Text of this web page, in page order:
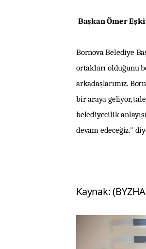
Başkan Ömer
Bornova Belediye
ortakları olduğunu
arkadaşlarımız.
bir araya geliyor,
belediyecilik
devam edeceğiz."
Kaynak: